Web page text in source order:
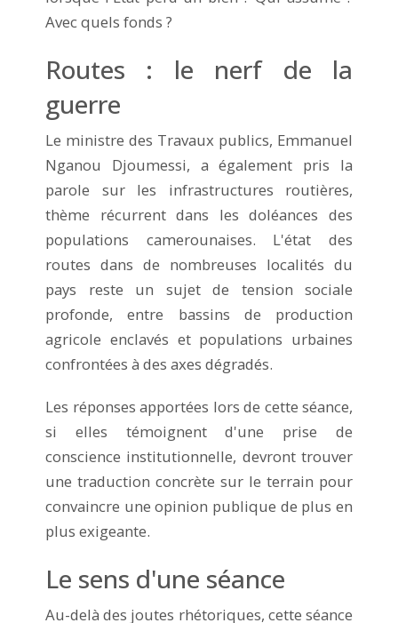
Avec quels fonds ?
Routes : le nerf de la
guerre
Le ministre des Travaux publics, Emmanuel
Nganou Djoumessi, a également pris la
parole sur les infrastructures routières,
thème récurrent dans les doléances des
populations camerounaises. L'état des
routes dans de nombreuses localités du
pays reste un sujet de tension sociale
profonde, entre bassins de production
agricole enclavés et populations urbaines
confrontées à des axes dégradés.
Les réponses apportées lors de cette séance,
si elles témoignent d'une prise de
conscience institutionnelle, devront trouver
une traduction concrète sur le terrain pour
convaincre une opinion publique de plus en
plus exigeante.
Le sens d'une séance
Au-delà des joutes rhétoriques, cette séance